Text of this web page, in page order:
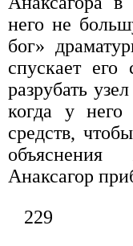
него не
бог»
спускает его
разрубать
когда у него
средств,
Анаксагор
229